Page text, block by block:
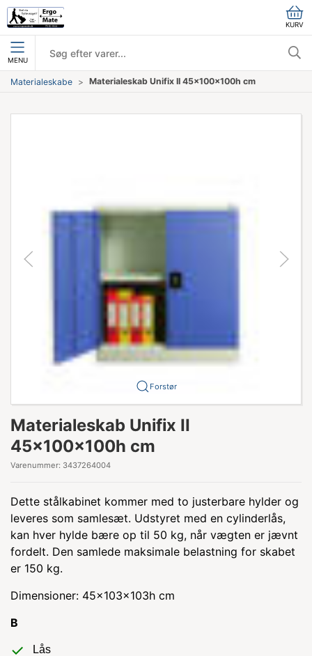
KURV
MENU
Materialeskabe Materialeskab Unifix II 45x100x100h cm
Forstør
Materialeskab Unifix II
45x100x100h cm
Varenummer: 3437264004
Dette stålkabinet kommer med to justerbare hylder og
leveres som samlesæt. Udstyret med en cylinderlås,
kan hver hylde bære op til 50 kg, når vægten er jævnt
fordelt. Den samlede maksimale belastning for skabet
er 150 kg.
Dimensioner: 45x103x103h cm
B
Lås